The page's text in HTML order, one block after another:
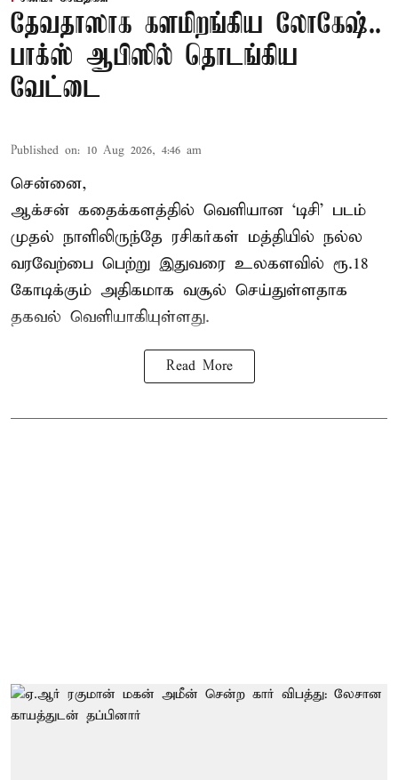
தேவதாஸாக களமிறங்கிய லோகேஷ்..
பாக்ஸ் ஆபிஸில் தொடங்கிய
வேட்டை
Published on: 10 Aug 2026, 4:46 am
சென்னை,
ஆக்சன் கதைக்களத்தில் வெளியான ‘டிசி’ படம்
முதல் நாளிலிருந்தே ரசிகர்கள் மத்தியில் நல்ல
வரவேற்பை பெற்று இதுவரை உலகளவில் ரூ.18
கோடிக்கும் அதிகமாக வசூல் செய்துள்ளதாக
தகவல் வெளியாகியுள்ளது.
Read More